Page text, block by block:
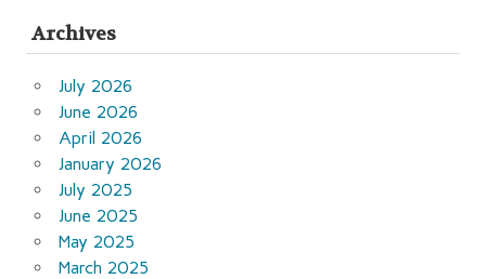
Archives
July 2026
June 2026
April 2026
January 2026
July 2025
June 2025
May 2025
March 2025